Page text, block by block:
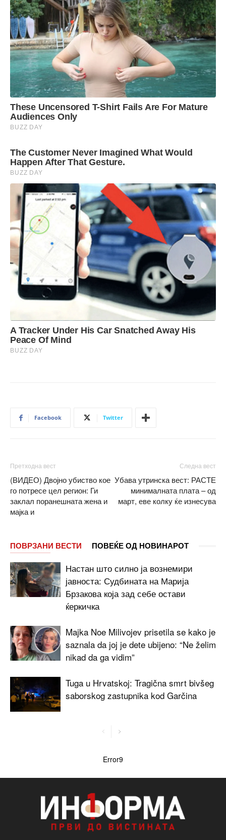
Facebook Twitter
Претходна вест
(ВИДЕО) Двојно убиство кое
го потресе цел регион: Ги
заклал поранешната жена и
мајка и
Следна вест
Убава утринска вест: РАСТЕ
минималната плата – од
март, еве колку ќе изнесува
ПОВРЗАНИ ВЕСТИ ПОВЕЌЕ ОД НОВИНАРОТ
Настан што силно ја вознемири
јавноста: Судбината на Марија
Брзакова која зад себе остави
ќеркичка
Majka Noe Milivojev prisetila se kako je
saznala da joj je dete ubijeno: “Ne želim
nikad da ga vidim”
Tuga u Hrvatskoj: Tragična smrt bivšeg
saborskog zastupnika kod Garčina
Error9